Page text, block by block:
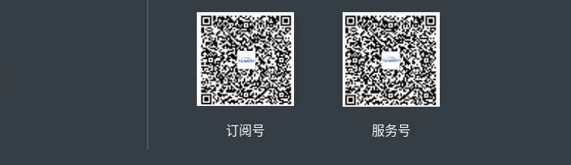
订阅号 服务号